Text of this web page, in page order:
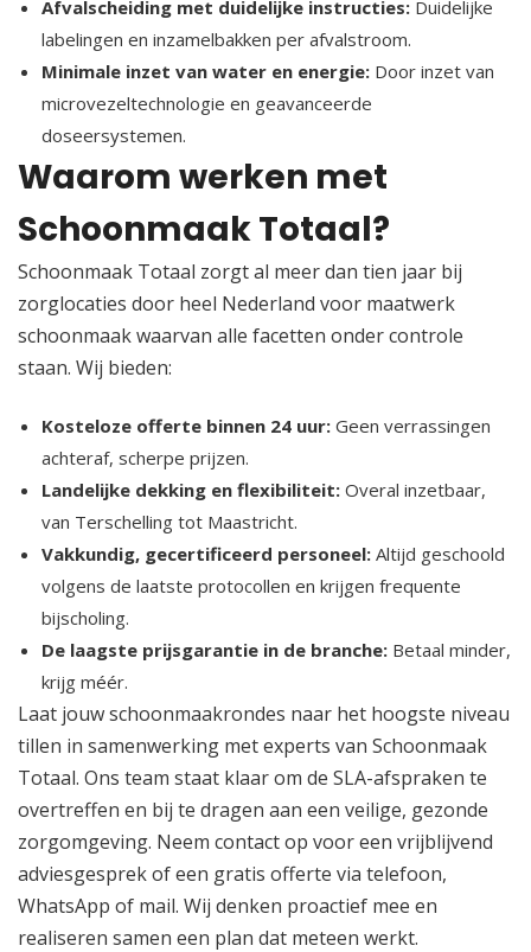
Afvalscheiding met duidelijke instructies: Duidelijke
labelingen en inzamelbakken per afvalstroom.​
Minimale inzet van water en energie: Door inzet van
microvezeltechnologie en geavanceerde
doseersystemen.​
Waarom werken met
Schoonmaak Totaal?
Schoonmaak Totaal zorgt al meer dan tien jaar bij
zorglocaties door heel Nederland voor maatwerk
schoonmaak waarvan alle facetten onder controle
staan.​ Wij bieden:
Kosteloze offerte binnen 24 uur: Geen verrassingen
achteraf, scherpe prijzen.​
Landelijke dekking en flexibiliteit: Overal inzetbaar,
van Terschelling tot Maastricht.​
Vakkundig, gecertificeerd personeel: Altijd geschoold
volgens de laatste protocollen en krijgen frequente
bijscholing.​
De laagste prijsgarantie in de branche: Betaal minder,
krijg méér.​
Laat jouw schoonmaakrondes naar het hoogste niveau
tillen in samenwerking met experts van Schoonmaak
Totaal.​ Ons team staat klaar om de SLA-afspraken te
overtreffen en bij te dragen aan een veilige, gezonde
zorgomgeving.​ Neem contact op voor een vrijblijvend
adviesgesprek of een gratis offerte via telefoon,
WhatsApp of mail.​ Wij denken proactief mee en
realiseren samen een plan dat meteen werkt.​